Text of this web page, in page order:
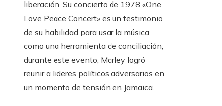
liberación. Su concierto de 1978 «One
Love Peace Concert» es un testimonio
de su habilidad para usar la música
como una herramienta de conciliación;
durante este evento, Marley logró
reunir a líderes políticos adversarios en
un momento de tensión en Jamaica.